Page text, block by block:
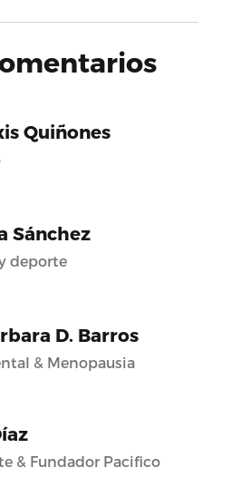
Quiñones
Sánchez
deporte
D. Barros
& Menopausia
& Fundador Pacifico